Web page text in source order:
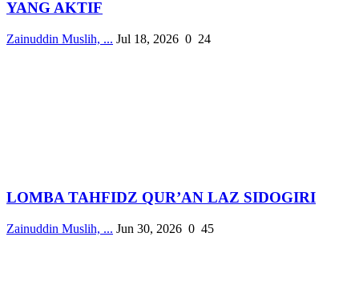
YANG AKTIF
Zainuddin Muslih, ... Jul 18, 2026 0 24
LOMBA TAHFIDZ QUR’AN LAZ SIDOGIRI
Zainuddin Muslih, ... Jun 30, 2026 0 45